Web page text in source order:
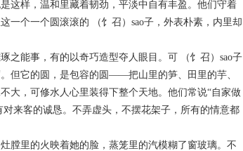
这样，温和里藏着韧劲，平淡中自有丰盈。他们守着
一个一个圆滚滚的 （饣召）sao子，外表朴素，内里却
能事，有的以奇巧造型夺人眼目。可 （饣召）sao子
但它的圆，是包容的圆——把山里的笋、田里的芋、
大，可修水人心里装得下整个天地。他们常说“自家做
来客的诚恳。不弄虚头，不摆花架子，所有的情意都
里的火映着她的脸，蒸笼里的汽模糊了窗玻璃。不